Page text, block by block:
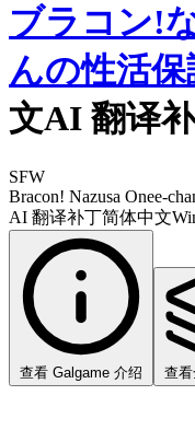
ブラコン!
んの性活保
文AI 翻译
SFW
Bracon! Nazusa Onee-
AI 翻译补丁简体中文
查看 Galgame 介绍 查